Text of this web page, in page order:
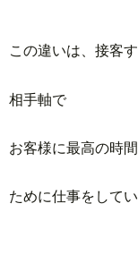
この違いは、接客
相手軸で
お客様に最高の時
ために仕事をして